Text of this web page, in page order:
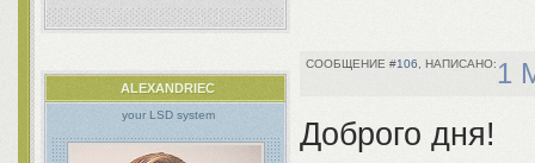
106 1
ALEXANDRIEC
your LSD system
Доброго дня!